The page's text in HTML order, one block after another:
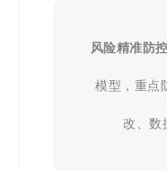
风险精准防
模型，重点
改、数